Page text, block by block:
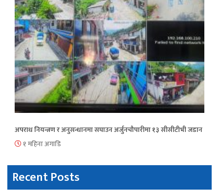
अपराध नियन्त्रण र अनुसन्धानमा सघाउन अर्जुनचौपारीमा १३ सीसीटीभी जडान
१ महिना अगाडि
Recent Posts